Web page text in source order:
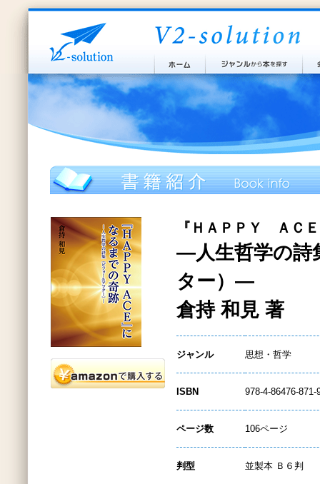
『ＨＡＰＰＹ ＡＣ
―人生哲学の詩
ター）―
倉持 和見 著
ジャンル 思想・哲学
ISBN 978-4-86476-871-
ページ数 106ページ
判型 並製本 Ｂ６判